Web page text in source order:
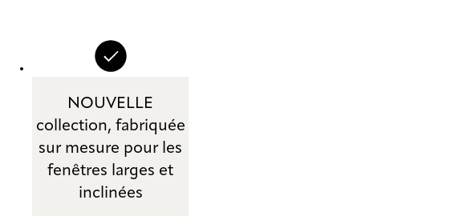
NOUVELLE
collection, fabriquée
sur mesure pour les
fenêtres larges et
inclinées